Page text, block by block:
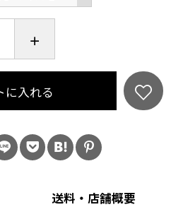
や生花を持ち込めない病
とができます。
アに ― 小ぶりでも存在感が
飾る方も。
に入れる
送料・店舗概要